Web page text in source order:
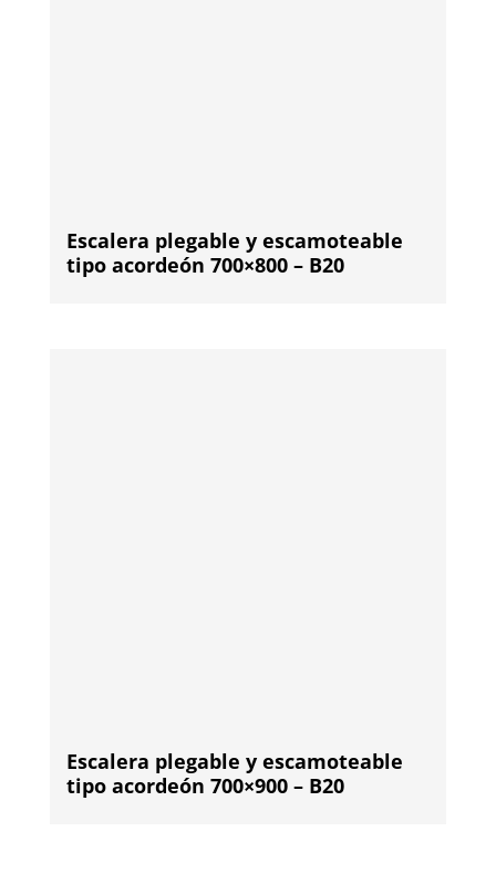
Escalera plegable y escamoteable
tipo acordeón 700×800 – B20
Escalera plegable y escamoteable
tipo acordeón 700×900 – B20